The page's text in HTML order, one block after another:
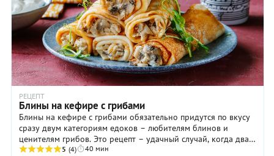
РЕЦЕПТ
Блины на кефире с грибами
Блины на кефире с грибами обязательно придутся по вкусу
сразу двум категориям едоков – любителям блинов и
ценителям грибов. Это рецепт – удачный случай, когда два в
одном это действительно работает! ...
5 (4) 40 мин